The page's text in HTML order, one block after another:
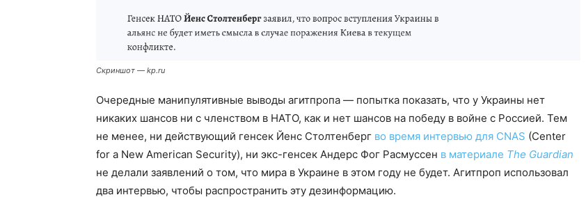
Скриншот — kp.ru
Очередные манипулятивные выводы агитпропа — попытка показать, что у Украины нет
никаких шансов ни с членством в НАТО, как и нет шансов на победу в войне с Россией. Тем
не менее, ни действующий генсек Йенс Столтенберг во время интервью для CNAS (Center
for a New American Security), ни экс-генсек Андерс Фог Расмуссен в материале The Guardian
не делали заявлений о том, что мира в Украине в этом году не будет. Агитпроп использовал
два интервью, чтобы распространить эту дезинформацию.